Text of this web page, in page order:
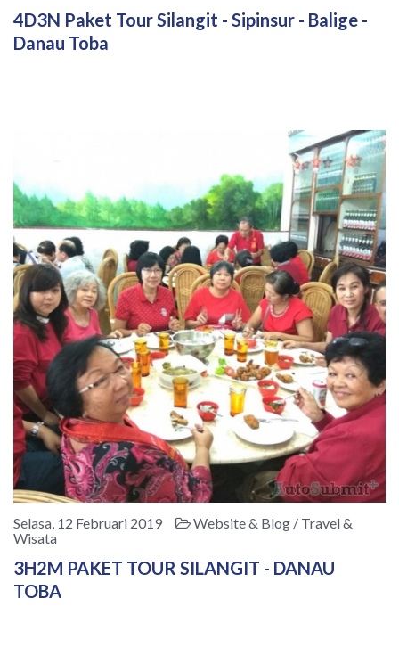
4D3N Paket Tour Silangit - Sipinsur - Balige -
Danau Toba
Selasa, 12 Februari 2019
Website & Blog / Travel &
Wisata
3H2M PAKET TOUR SILANGIT - DANAU
TOBA